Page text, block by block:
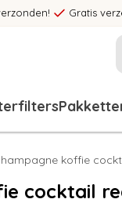
Gratis
koffie
cocktail